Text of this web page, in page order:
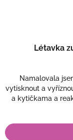
Létavka
Namalovala
vytisknout a
a kytičkama a